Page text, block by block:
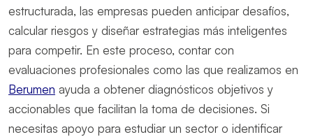
estructurada, las empresas pueden anticipar desafíos,
calcular riesgos y diseñar estrategias más inteligentes
para competir. En este proceso, contar con
evaluaciones profesionales como las que realizamos en
Berumen ayuda a obtener diagnósticos objetivos y
accionables que facilitan la toma de decisiones. Si
necesitas apoyo para estudiar un sector o identificar